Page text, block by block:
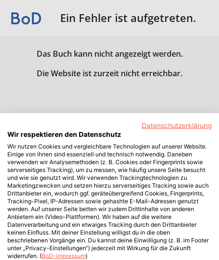
Ein Fehler ist aufgetreten.
Das Buch kann nicht angezeigt werden.
Die Website ist zurzeit nicht erreichbar.
Datenschutzerklärung
Wir respektieren den Datenschutz
Wir nutzen Cookies und vergleichbare Technologien auf unserer Website.
Einige von ihnen sind essenziell und technisch notwendig. Daneben
verwenden wir Analysemethoden (z. B. Cookies oder Fingerprints sowie
serverseitiges Tracking), um zu messen, wie häufig unsere Seite besucht
und wie sie genutzt wird. Wir verwenden Trackingtechnologien zu
Marketingzwecken und setzen hierzu serverseitiges Tracking sowie auch
Drittanbieter ein, wodurch ggf. geräteübergreifend Cookies, Fingerprints,
Tracking-Pixel, IP-Adressen sowie gehashte E-Mail-Adressen genutzt
werden. Auf unserer Seite betten wir zudem Drittinhalte von anderen
Anbietern ein (Video-Plattformen). Wir haben auf die weitere
Datenverarbeitung und ein etwaiges Tracking durch den Drittanbieter
keinen Einfluss. Mit deiner Einstellung willigst du in die oben
beschriebenen Vorgänge ein. Du kannst deine Einwilligung (z. B. im Footer
unter „Privacy-Einstellungen“) jederzeit mit Wirkung für die Zukunft
widerrufen. (BoD-Impressum)